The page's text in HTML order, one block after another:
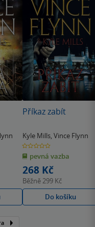
Příkaz zabít
Kyle Mills Vince Flynn
0.0
z
5
hvězdiček
pevná vazba
268 Kč
Běžně 299 Kč
Do košíku